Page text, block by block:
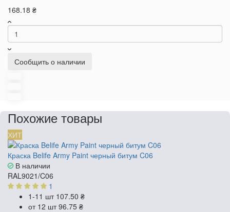
168.18 ₴
Сообщить о наличии
Похожие товары
ХИТ
Краска Belife Army Paint черный битум C06
В наличии
RAL9021/C06
1
1-11 шт 107.50 ₴
от 12 шт96.75 ₴